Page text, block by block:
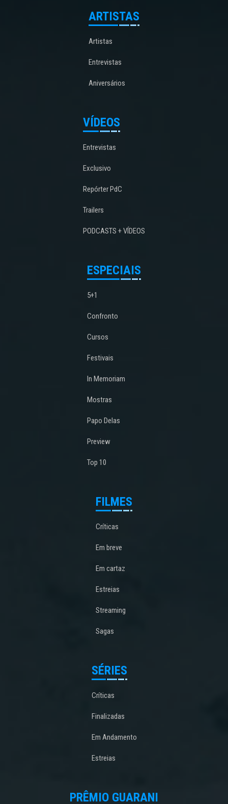
ARTISTAS
Artistas
Entrevistas
Aniversários
VÍDEOS
Entrevistas
Exclusivo
Repórter PdC
Trailers
PODCASTS + VÍDEOS
ESPECIAIS
5+1
Confronto
Cursos
Festivais
In Memoriam
Mostras
Papo Delas
Preview
Top 10
FILMES
Críticas
Em breve
Em cartaz
Estreias
Streaming
Sagas
SÉRIES
Críticas
Finalizadas
Em Andamento
Estreias
PRÊMIO GUARANI